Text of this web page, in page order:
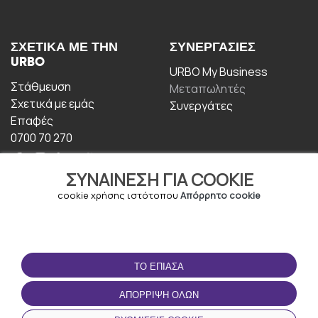
ΣΥΝΑΊΝΕΣΗ ΓΙΑ COOKIE
cookie χρήσης ιστότοπου Απόρρητο cookie
ΤΟ ΈΠΙΑΣΑ
ΑΠΌΡΡΙΨΗ ΌΛΩΝ
ΣΧΕΤΙΚΆ ΜΕ ΤΗΝ
URBO
Στάθμευση
Σχετικά με εμάς
Επαφές
0700 70 270
ΣΥΝΕΡΓΑΣΊΕΣ
URBO My Business
Μεταπωλητές
Συνεργάτες
ΟΡΟΙ ΧΡΉΣΗΣ
Οροι και Προϋποθέσεις
Πολιτική απορρήτου
ΚΑΤΕΒΆΣΤΕ ΤΗΝ
ΕΦΑΡΜΟΓΉ